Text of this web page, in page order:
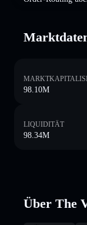
98.10M
LIQUIDITÄT
98.34M
Über The